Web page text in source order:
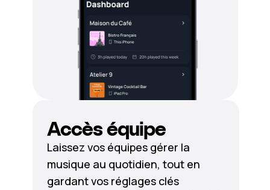
Accès équipe
Laissez vos équipes gérer la
musique au quotidien, tout en
gardant vos réglages clés